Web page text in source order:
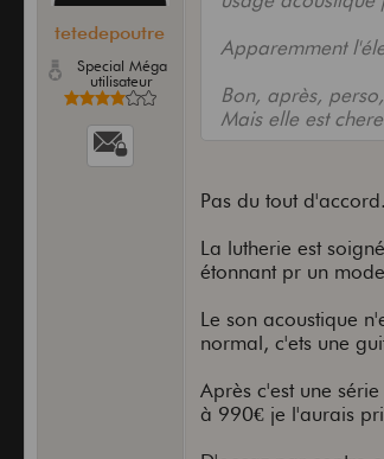
tetedepoutre
Special Méga
utilisateur
Apparemment
Bon, après,
Mais elle est
Pas du tout
La lutherie est
étonnant pr un
Le son acoustique
normal, c'ets une
Après c'est une
à 990€ je l'aurais